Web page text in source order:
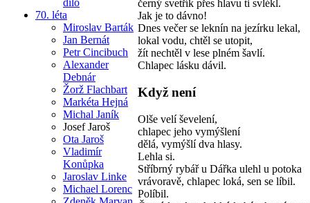
70. léta
Miroslav Barták
Jan Bernát
Petr Cincibuch
Alexander
Debnár
Žorž Flachbart
Markéta Hejná
Michal Janík
Josef Jaroš
Ota Jaroš
Vladimír
Konůpka
Jaroslav Linke
Michael Lorenc
černý svetřík přes hlavu ti svlékl.
Jak je to dávno!
Dnes večer se leknín na jezírku lekal,
lokal vodu, chtěl se utopit,
žít nechtěl v lese plném šavlí.
Chlapec lásku dávil.
Když není
Olše velí ševelení,
chlapec jeho vymýšlení
dělá, vymýšlí dva hlasy.
Lehla si.
Stříbrný rybář u Dářka ulehl u potoka
vrávoravě, chlapec loká, sen se líbil.
Políbil.